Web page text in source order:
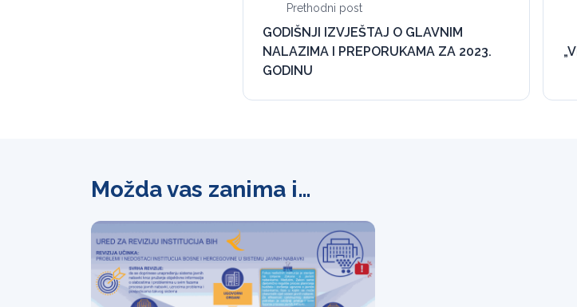
Prethodni post
GODIŠNJI IZVJEŠTAJ O GLAVNIM
NALAZIMA I PREPORUKAMA ZA 2023.
GODINU
Možda vas zanima i…